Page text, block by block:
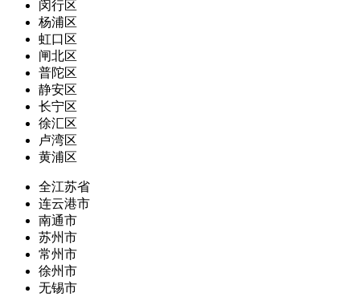
闵行区
杨浦区
虹口区
闸北区
普陀区
静安区
长宁区
徐汇区
卢湾区
黄浦区
全江苏省
连云港市
南通市
苏州市
常州市
徐州市
无锡市